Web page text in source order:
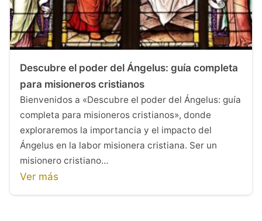
Descubre el poder del Ángelus: guía completa
para misioneros cristianos
Bienvenidos a «Descubre el poder del Ángelus: guía
completa para misioneros cristianos», donde
exploraremos la importancia y el impacto del
Ángelus en la labor misionera cristiana. Ser un
misionero cristiano…
Ver más